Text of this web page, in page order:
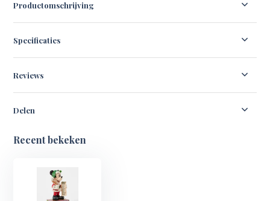
Productomschrijving
Specificaties
Reviews
Delen
Recent bekeken